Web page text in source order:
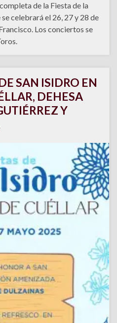
de la Fiesta de la
celebrará el 26, 27 y 28 de
Los conciertos se
SAN ISIDRO EN
DEHESA
Y